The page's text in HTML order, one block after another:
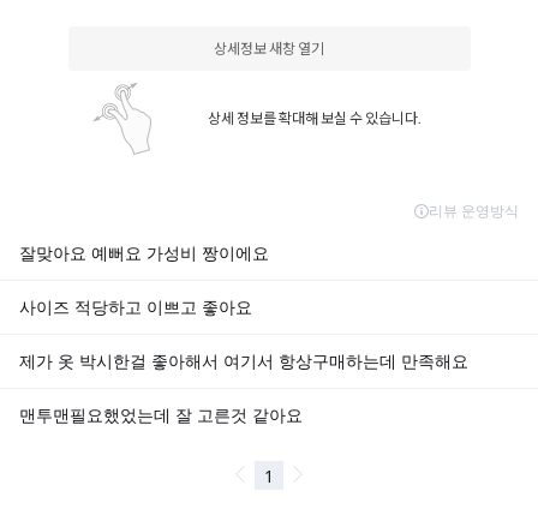
상세정보 새창 열기
상세 정보를 확대해 보실 수 있습니다.